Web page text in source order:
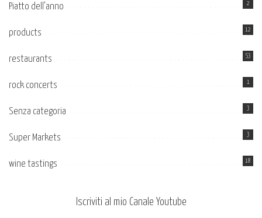
Piatto dell’anno 2
products 12
restaurants 53
rock concerts 1
Senza categoria 3
Super Markets 3
wine tastings 18
Iscriviti al mio Canale Youtube